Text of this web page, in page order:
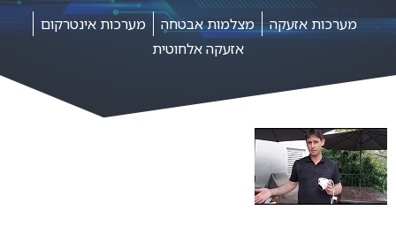
מערכות אזעקה מצלמות אבטחה
מערכות אינטרקום
אזעקה אלחוטית